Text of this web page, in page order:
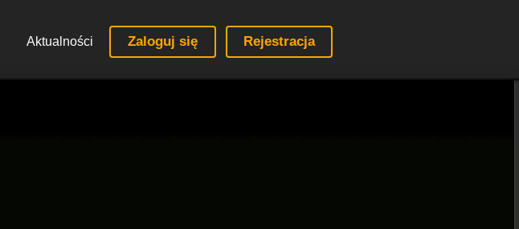
Aktualności Zaloguj się Rejestracja